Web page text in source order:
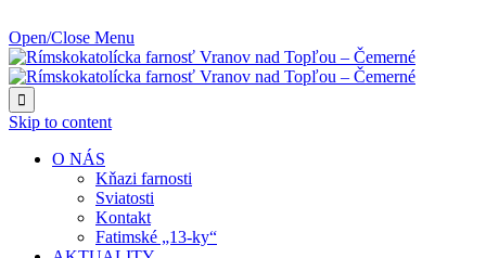
Open/Close Menu

Skip to content
O NÁS
Kňazi farnosti
Sviatosti
Kontakt
Fatimské „13-ky“